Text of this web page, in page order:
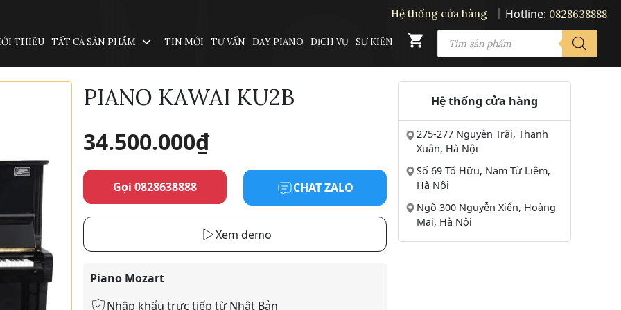
THIỆU TẤT CẢ SẢN PHẨM TIN MỚI TƯ VẤN DẠY PIANO DỊCH VỤ SỰ KIỆN
PRODUCTS
SEARCH
Hệ thống cửa hàng Hotline: 0828638888
PIANO KAWAI KU2B
34.500.000₫
Gọi 0828638888 CHAT ZALO
Xem demo
Piano Mozart
Nhập khẩu trực tiếp từ Nhật Bản
Hệ thống cửa hàng
275-277 Nguyễn Trãi, Thanh
Xuân, Hà Nội
Số 69 Tố Hữu, Nam Từ Liêm,
Hà Nội
Ngõ 300 Nguyễn Xiển, Hoàng
Mai, Hà Nội